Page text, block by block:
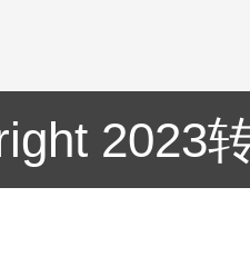
2023